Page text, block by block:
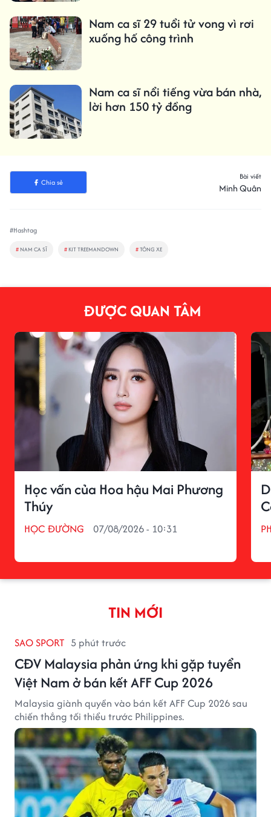
Nam ca sĩ 29 tuổi tử vong vì rơi
xuống hố công trình
Nam ca sĩ nổi tiếng vừa bán nhà,
lời hơn 150 tỷ đồng
Chia sẻ
Bài viết
Minh Quân
#Hashtag
# NAM CA SĨ # KIT TREEMANDOWN #TÔNG XE
ĐƯỢC QUAN TÂM
Học vấn của Hoa hậu Mai Phương
Thúy
HỌC ĐƯỜNG 07/08/2026 - 10:31
TIN MỚI
SAO SPORT 5 phút trước
CĐV Malaysia phản ứng khi gặp tuyển
Việt Nam ở bán kết AFF Cup 2026
Malaysia giành quyền vào bán kết AFF Cup 2026 sau
chiến thắng tối thiểu trước Philippines.